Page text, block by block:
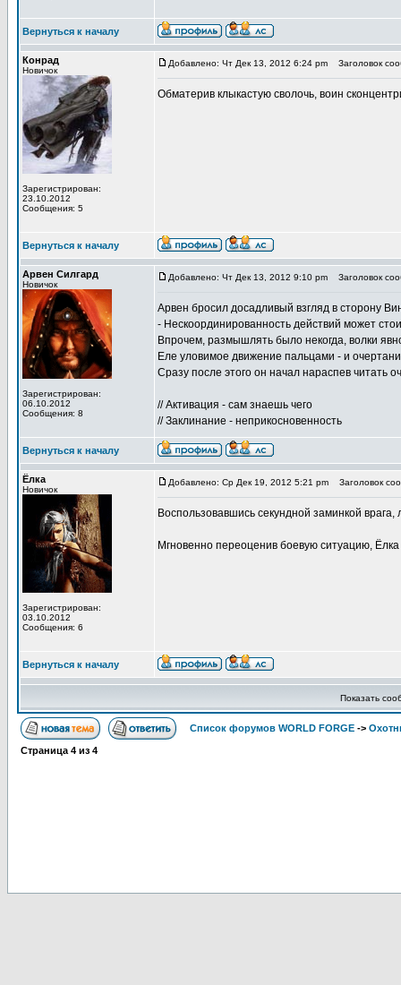
Вернуться к началу
Конрад
Новичок
Зарегистрирован:
23.10.2012
Сообщения: 5
Добавлено: Чт Дек 13, 2012 6:24 pm Заголовок
Обматерив клыкастую сволочь, воин
Вернуться к началу
Арвен Силгард
Новичок
Зарегистрирован:
06.10.2012
Сообщения: 8
Добавлено: Чт Дек 13, 2012 9:10 pm Заголовок
Арвен бросил досадливый взгляд в сторону
- Нескоординированность действий может
Впрочем, размышлять было некогда, волки
Еле уловимое движение пальцами - и
Сразу после этого он начал нараспев читать
// Активация - сам знаешь чего
// Заклинание - неприкосновенность
Вернуться к началу
Ёлка
Новичок
Зарегистрирован:
03.10.2012
Сообщения: 6
Добавлено: Ср Дек 19, 2012 5:21 pm Заголовок
Воспользовавшись секундной заминкой
Мгновенно переоценив боевую ситуацию, Ёлка
Вернуться к началу
Показать
Список форумов WORLD FORGE ->
Страница 4 из 4